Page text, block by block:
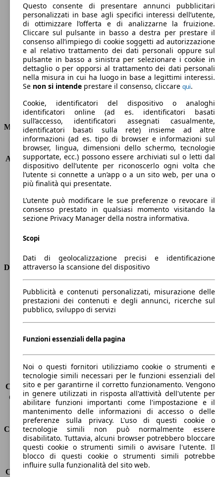
128 g/km
Emissioni di CO2 (combinato)*
Ø 5.5 l/100km
Consumi
Motore e Prestazioni
KW (PS)
73 kW (99 PS)
Accelerazione (0-100 km/h) 12.6s
Velocità massima (km/h)
175 km/h
Numero di marce
6
Cilindrata
1329 ccm
Carburante
Benzina
Trasmissione
Dimensioni
Lunghezza
4270 mm
Altezza
1460 mm
Larghezza
1760 mm
Passo
2600 mm
Carico massimo
-
Porte
5
Sedili
5
Carico sul tetto
-
Capacità di traino (senza freni) -
Capacità di traino (con freni)
-
Volume del bagagliaio
360 - 1150 l
Consumi
Emissioni di CO2*
128 g/km (komb.)
Consumo (urbano)
7.0 l/100km
Consumo (extra-urbano)
Questo consente di presentare annunci pubblicitari
personalizzati in base agli specifici interessi dell’utente,
di ottimizzare l’offerta e di analizzarne la fruizione.
Cliccare sul pulsante in basso a destra per prestare il
consenso all’impiego di cookie soggetti ad autorizzazione
e al relativo trattamento dei dati personali oppure sul
pulsante in basso a sinistra per selezionare i cookie in
dettaglio o per opporsi al trattamento dei dati personali
nella misura in cui ha luogo in base a legittimi interessi.
Se non si intende prestare il consenso, cliccare qui.
Cookie, identificatori del dispositivo o analoghi
identificatori online (ad es. identificatori basati
sull’accesso, identificatori assegnati casualmente,
identificatori basati sulla rete) insieme ad altre
informazioni (ad es. tipo di browser e informazioni sul
browser, lingua, dimensioni dello schermo, tecnologie
supportate, ecc.) possono essere archiviati sul o letti dal
dispositivo dell’utente per riconoscerlo ogni volta che
l’utente si connette a un’app o a un sito web, per una o
più finalità qui presentate.
L’utente può modificare le sue preferenze o revocare il
consenso prestato in qualsiasi momento visitando la
sezione Privacy Manager della nostra informativa.
Scopi
Dati di geolocalizzazione precisi e identificazione
attraverso la scansione del dispositivo
Pubblicità e contenuti personalizzati, misurazione delle
prestazioni dei contenuti e degli annunci, ricerche sul
pubblico, sviluppo di servizi
Funzioni essenziali della pagina
Noi o questi fornitori utilizziamo cookie o strumenti e
tecnologie simili necessari per le funzioni essenziali del
sito e per garantirne il corretto funzionamento. Vengono
in genere utilizzati in risposta all'attività dell'utente per
abilitare funzioni importanti come l'impostazione e il
mantenimento delle informazioni di accesso o delle
preferenze sulla privacy. L'uso di questi cookie o
tecnologie simili non può normalmente essere
disabilitato. Tuttavia, alcuni browser potrebbero bloccare
questi cookie o strumenti simili o avvisare l'utente. Il
blocco di questi cookie o strumenti simili potrebbe
influire sulla funzionalità del sito web.